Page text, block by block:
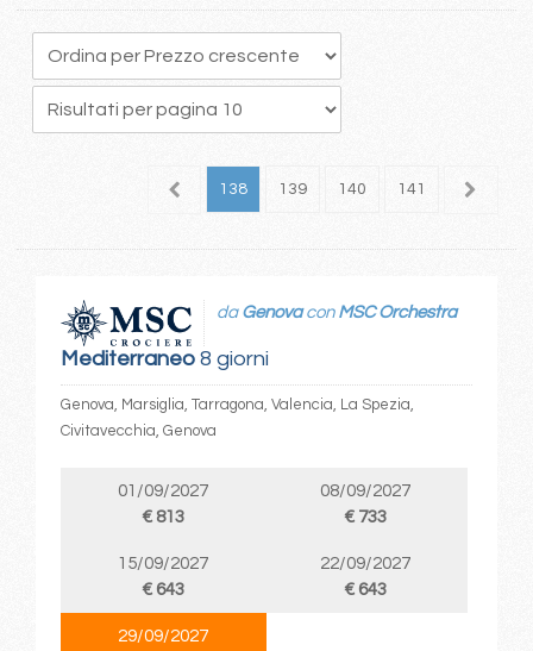
137 138 139 140 141 142
Mediterraneo8 giorni
da Genovacon MSC Orchestra
Genova, Marsiglia, Tarragona, Valencia, La Spezia,
Civitavecchia, Genova
01/09/2027
€ 813
08/09/2027
€ 733
15/09/2027
€ 643
22/09/2027
€ 643
29/09/2027